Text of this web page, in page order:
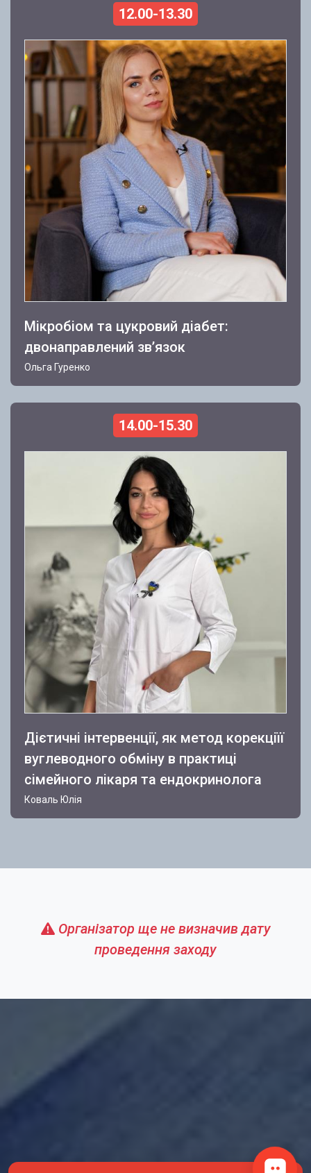
12.00-13.30
Мікробіом та цукровий діабет:
двонаправлений звʼязок
Ольга Гуренко
14.00-15.30
Дієтичні інтервенції, як метод корекціїї
вуглеводного обміну в практиці
сімейного лікаря та ендокринолога
Коваль Юлія
Організатор ще не визначив дату
проведення заходу